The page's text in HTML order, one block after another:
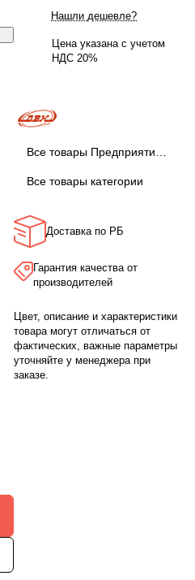
Нашли дешевле?
Цена указана с учетом
НДС 20%
Все товары Предприятие ДВК
Все товары категории
Доставка по РБ
Гарантия качества от
производителей
Цвет, описание и характеристики
товара могут отличаться от
фактических, важные параметры
уточняйте у менеджера при
заказе.